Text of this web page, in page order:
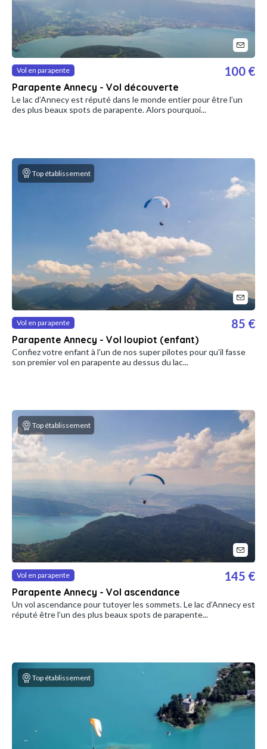
Vol en parapente
Parapente Annecy - Vol découverte
100 €
Le lac d’Annecy est réputé dans le monde entier pour être l’un
des plus beaux spots de parapente. Alors pourquoi...
Top établissement
Vol en parapente
Parapente Annecy - Vol loupiot (enfant)
85 €
Confiez votre enfant à l'un de nos super pilotes pour qu'il fasse
son premier vol en parapente au dessus du lac...
Top établissement
Vol en parapente
Parapente Annecy - Vol ascendance
145 €
Un vol ascendance pour tutoyer les sommets. Le lac d’Annecy est
réputé être l’un des plus beaux spots de parapente...
Top établissement